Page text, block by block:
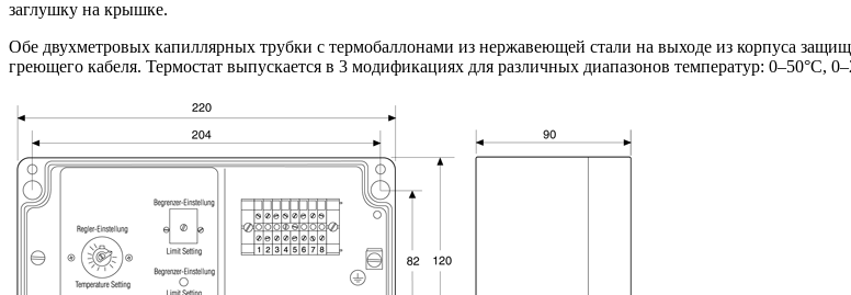
заглушку на крышке.
Обе двухметровых капиллярных трубки с термобаллонами из нержавеющей стали на выходе из корпуса
греющего кабеля. Термостат выпускается в 3 модификациях для различных диапазонов температур: 0–50°C,